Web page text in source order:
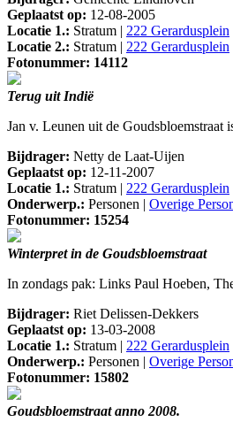
Geplaatst op: 12-08-2005
Locatie 1.: Stratum | 222 Gerardusplein
Locatie 2.: Stratum | 222 Gerardusplein
Fotonummer: 14112
Terug uit Indië
Jan v. Leunen uit de Goudsbloemstraat
Bijdrager: Netty de Laat-Uijen
Geplaatst op: 12-11-2007
Locatie 1.: Stratum | 222 Gerardusplein
Onderwerp.: Personen | Overige
Fotonummer: 15254
Winterpret in de Goudsbloemstraat
In zondags pak: Links Paul Hoeben,
Bijdrager: Riet Delissen-Dekkers
Geplaatst op: 13-03-2008
Locatie 1.: Stratum | 222 Gerardusplein
Onderwerp.: Personen | Overige
Fotonummer: 15802
Goudsbloemstraat anno 2008.